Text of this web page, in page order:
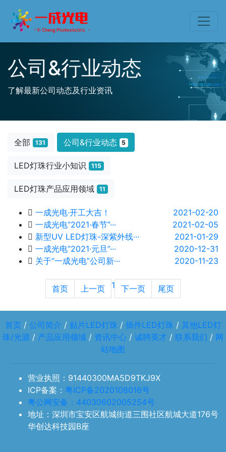
公司&行业动态
了解最新公司动态及行业资讯
全部 131 公司&行业动态 5
LED灯珠行业小知识 115
LED灯珠产品应用领域 11
一成光电·开工大吉！
2021-02-20
一成光电“2021·春节”···
2021-02-05
新型UV LED灯珠-深紫外线···
2021-01-29
一成光电“2021·元旦”···
2020-12-31
关于“一成光电”公司新···
2020-11-23
首页 上一页 1 下一页 尾页
首页 / 公司简介 / 贴片LED灯珠 / 插件LED灯珠 / 其他LED灯
珠/光源 / 产品应用领域 / 资讯中心 / 诚聘英才 / 联系我们 / 网
站地图
营业执照：91440300MA5D9TKJ9X
ICP备案： 粤ICP备2020108016号
粤公网安备：44030602005254号
地址：深圳市宝安区航城街道三围社区航城大道176号
华创达科技园B座